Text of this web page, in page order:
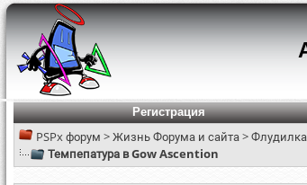
Регистрация
PSPx форум >Жизнь Форума и сайта>Флудилка
Темпепатура в Gow Ascention